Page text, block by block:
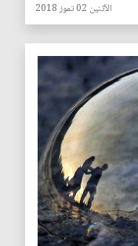
الأثنين 02 تموز 2018